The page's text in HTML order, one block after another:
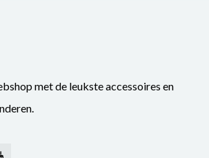
met de leukste accessoires en